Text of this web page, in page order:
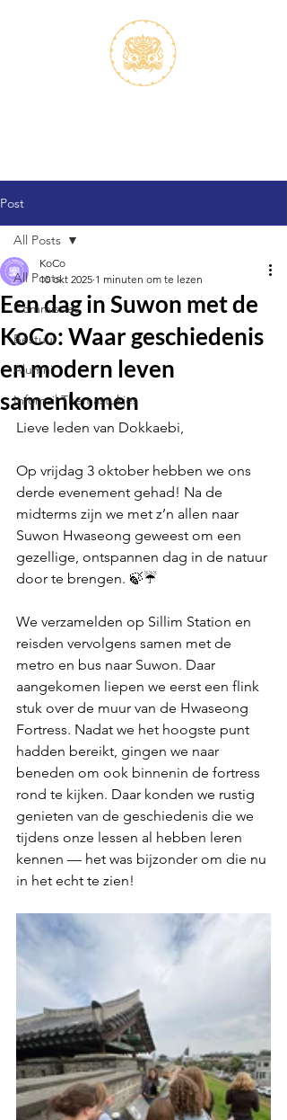
Post
All Posts
Commissies
Bestuur
Alumni
Infomail Themastukjes
All Posts
Een dag in Suwon met de
KoCo: Waar geschiedenis
en modern leven
samenkomen
KoCo
10 okt 2025 1 minuten om te lezen
Lieve leden van Dokkaebi,
Op vrijdag 3 oktober hebben we ons
derde evenement gehad! Na de
midterms zijn we met z’n allen naar
Suwon Hwaseong geweest om een
gezellige, ontspannen dag in de natuur
door te brengen. 🍃☔
We verzamelden op Sillim Station en
reisden vervolgens samen met de
metro en bus naar Suwon. Daar
aangekomen liepen we eerst een flink
stuk over de muur van de Hwaseong
Fortress. Nadat we het hoogste punt
hadden bereikt, gingen we naar
beneden om ook binnenin de fortress
rond te kijken. Daar konden we rustig
genieten van de geschiedenis die we
tijdens onze lessen al hebben leren
kennen — het was bijzonder om die nu
in het echt te zien!